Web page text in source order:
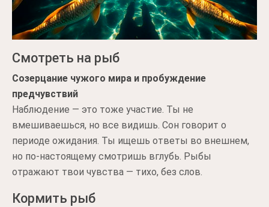
Смотреть на рыб
Созерцание чужого мира и пробуждение
предчувствий
Наблюдение — это тоже участие. Ты не
вмешиваешься, но все видишь. Сон говорит о
периоде ожидания. Ты ищешь ответы во внешнем,
но по-настоящему смотришь вглубь. Рыбы
отражают твои чувства — тихо, без слов.
Кормить рыб